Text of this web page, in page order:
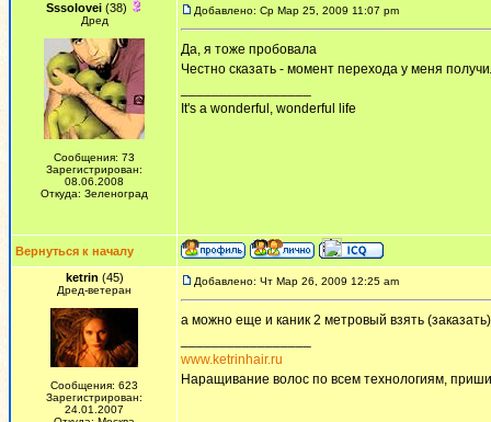
Sssolovei (38)
Дред
Сообщения: 73
Зарегистрирован:
08.06.2008
Откуда: Зеленоград
Добавлено: Ср Мар 25, 2009 11:07 pm
Да, я тоже пробовала
Честно сказать - момент перехода у меня
It's a wonderful, wonderful life
Вернуться к началу
ketrin (45)
Дред-ветеран
Сообщения: 623
Зарегистрирован:
24.01.2007
Добавлено: Чт Мар 26, 2009 12:25 am
а можно еще и каник 2 метровый взять
www.ketrinhair.ru
Наращивание волос по всем технологиям,